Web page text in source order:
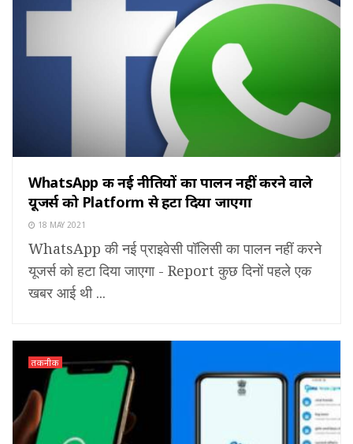
WhatsApp की नई नीतियों का पालन नहीं करने वाले
यूजर्स को Platform से हटा दिया जाएगा
18 MAY 2021
WhatsApp की नई प्राइवेसी पॉलिसी का पालन नहीं करने
यूजर्स को हटा दिया जाएगा - Report कुछ दिनों पहले एक
खबर आई थी ...
तकनीक